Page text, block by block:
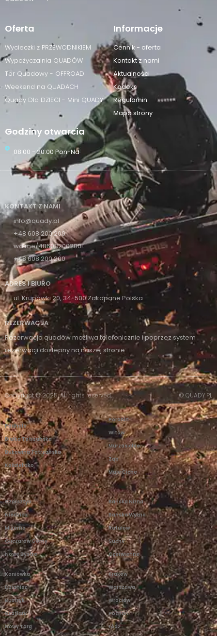
Oferta
Wycieczki z PRZEWODNIKIEM
Wypożyczalnia QUADÓW
Tor Quadowy - OFFROAD
Weekend na QUADACH
Quady Dla DZIECI - Mini QUADY
Informacje
Cennik - oferta
Kontakt z nami
Aktualności
Kodeks
Regulamin
Mapa strony
Godziny otwarcia
08:00 - 20:00 Pon-Nd
KONTAKT Z NAMI
info@quady.pl
+48 608 200 200
wa.me/48608200200
+48 608 200 200
ADRES I BIURO
ul. Krupówki 20, 34-500 Zakopane Polska
REZERWACJA
Rezerwacja quadów możliwa telefonicznie i poprzez system
rezerwacji dostepny na naszej stronie.
Copyright © 2025. All rights reserved. © QUADY.PL
Podhale
Białka Tatrzańska
Bukowina Tatrzańska
Kościelisko
Poronin
Witów
Murzasichle
Ząb
Małe Ciche
Czorsztyn
Niedzica
Mizerna
Gliczarów Górny
Nowe Bystre
Bańska Niżna
Bańska Wyżna
Ratułów
Suche
Czerwienne
Koniówka
Dzianisz
Bustryk
Szaflary
Nowy Targ
Kraków
Warszawa
Wrocław
Poznań
Łódź